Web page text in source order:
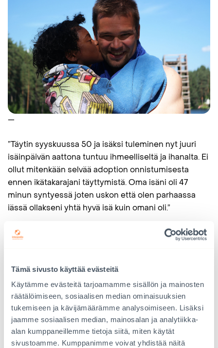
Tämä sivusto käyttää evästeitä
Käytämme evästeitä tarjoamamme sisällön ja mainosten
räätälöimiseen, sosiaalisen median ominaisuuksien
tukemiseen ja kävijämäärämme analysoimiseen. Lisäksi
jaamme sosiaalisen median, mainosalan ja analytiikka-
alan kumppaneillemme tietoja siitä, miten käytät
sivustoamme. Kumppanimme voivat yhdistää näitä
—
”Täytin syyskuussa 50 ja isäksi tuleminen nyt juuri
isäinpäivän aattona tuntuu ihmeelliseltä ja ihanalta. Ei
ollut mitenkään selvää adoption onnistumisesta
ennen ikätakarajani täyttymistä. Oma isäni oli 47
minun syntyessä joten uskon että olen parhaassa
iässä ollakseni yhtä hyvä isä kuin omani oli.”
Kalle
Att vara pappa:
Att vara pappa känns stort, underbart och fantastiskt.
Ibland kan det kännas skrämmande. Jag har ansvar
för denna lilla människa. Jag hoppas att jag ska vara
en bra pappa och en förebild för min son.